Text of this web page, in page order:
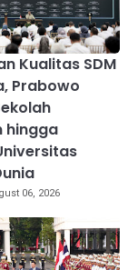
Kualitas SDM
Prabowo
hingga
06, 2026